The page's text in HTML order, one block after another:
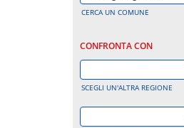
CERCA UN COMUNE
CONFRONTA CON
SCEGLI UN'ALTRA REGIONE